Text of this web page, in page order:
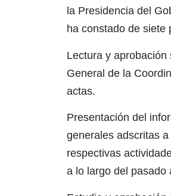
la Presidencia del
ha constado de siete
Lectura y
General de la
actas.
Presentación del
generales adscritas
respectivas
a lo largo del pasado